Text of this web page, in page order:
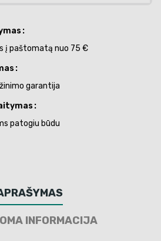
į paštomatą nuo 75 €
garantija
patogiu būdu
INFORMACIJA